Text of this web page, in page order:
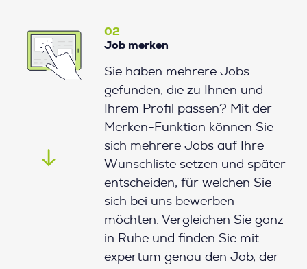
02
Job merken
Sie haben mehrere Jobs
gefunden, die zu Ihnen und
Ihrem Profil passen? Mit der
Merken-Funktion können Sie
sich mehrere Jobs auf Ihre
Wunschliste setzen und später
entscheiden, für welchen Sie
sich bei uns bewerben
möchten. Vergleichen Sie ganz
in Ruhe und finden Sie mit
expertum genau den Job, der